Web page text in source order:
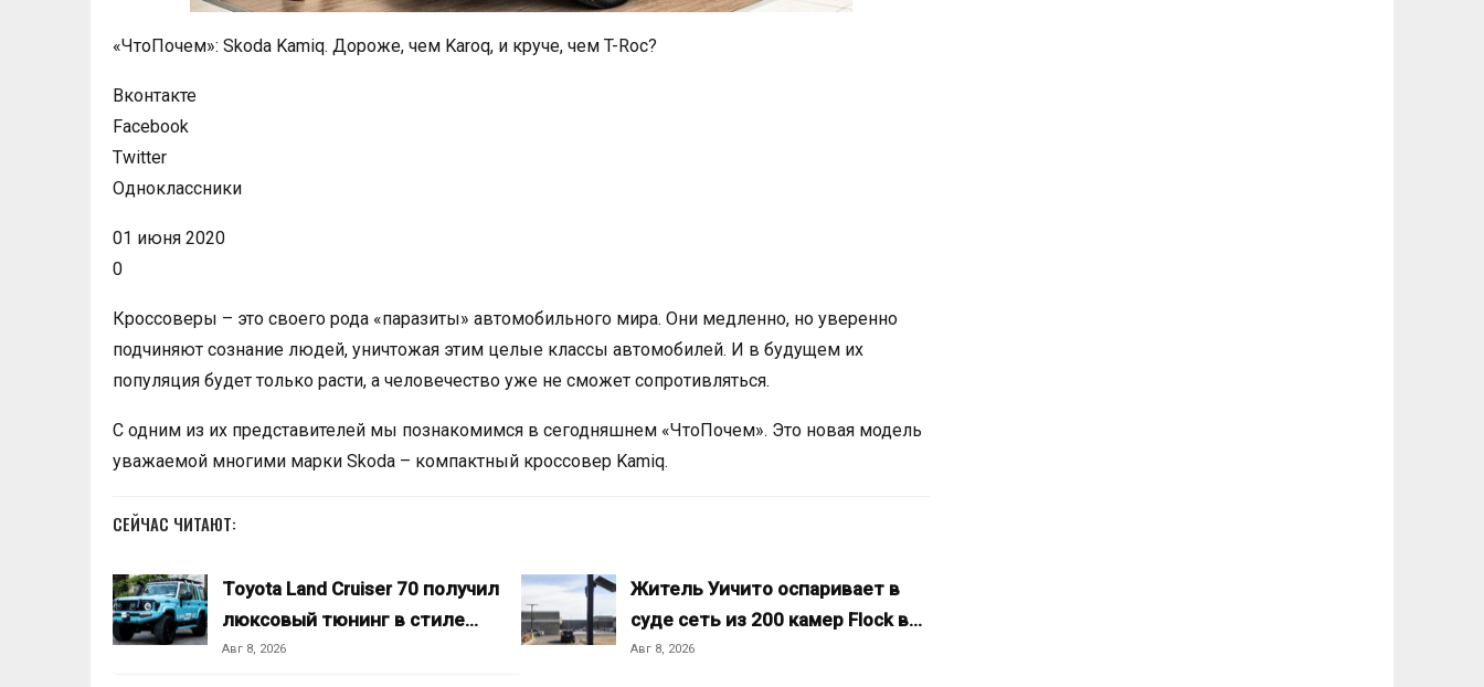
«ЧтоПочем»: Skoda Kamiq. Дороже, чем Karoq, и круче, чем T-Roc?
Вконтакте
Facebook
Twitter
Одноклассники
01 июня 2020
0
Кроссоверы – это своего рода «паразиты» автомобильного мира. Они медленно, но уверенно
подчиняют сознание людей, уничтожая этим целые классы автомобилей. И в будущем их
популяция будет только расти, а человечество уже не сможет сопротивляться.
С одним из их представителей мы познакомимся в сегодняшнем «ЧтоПочем». Это новая модель
уважаемой многими марки Skoda – компактный кроссовер Kamiq.
СЕЙЧАС ЧИТАЮТ:
Toyota Land Cruiser 70 получил
люксовый тюнинг в стиле…
Авг 8, 2026
Житель Уичито оспаривает в
суде сеть из 200 камер Flock в…
Авг 8, 2026